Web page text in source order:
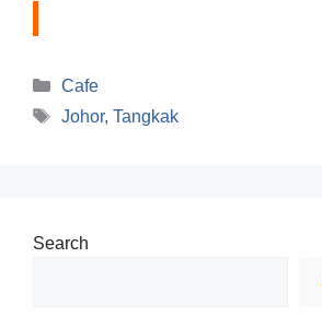
Categories
Cafe
Tags
Johor, Tangkak
Search